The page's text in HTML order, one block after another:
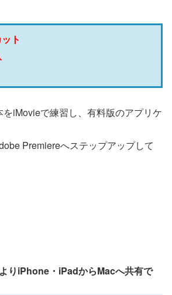
ト
iMovieで練習し、有料版のアプリケ
Premiereへステップアップして
りiPhone・iPadからMacへ共有で